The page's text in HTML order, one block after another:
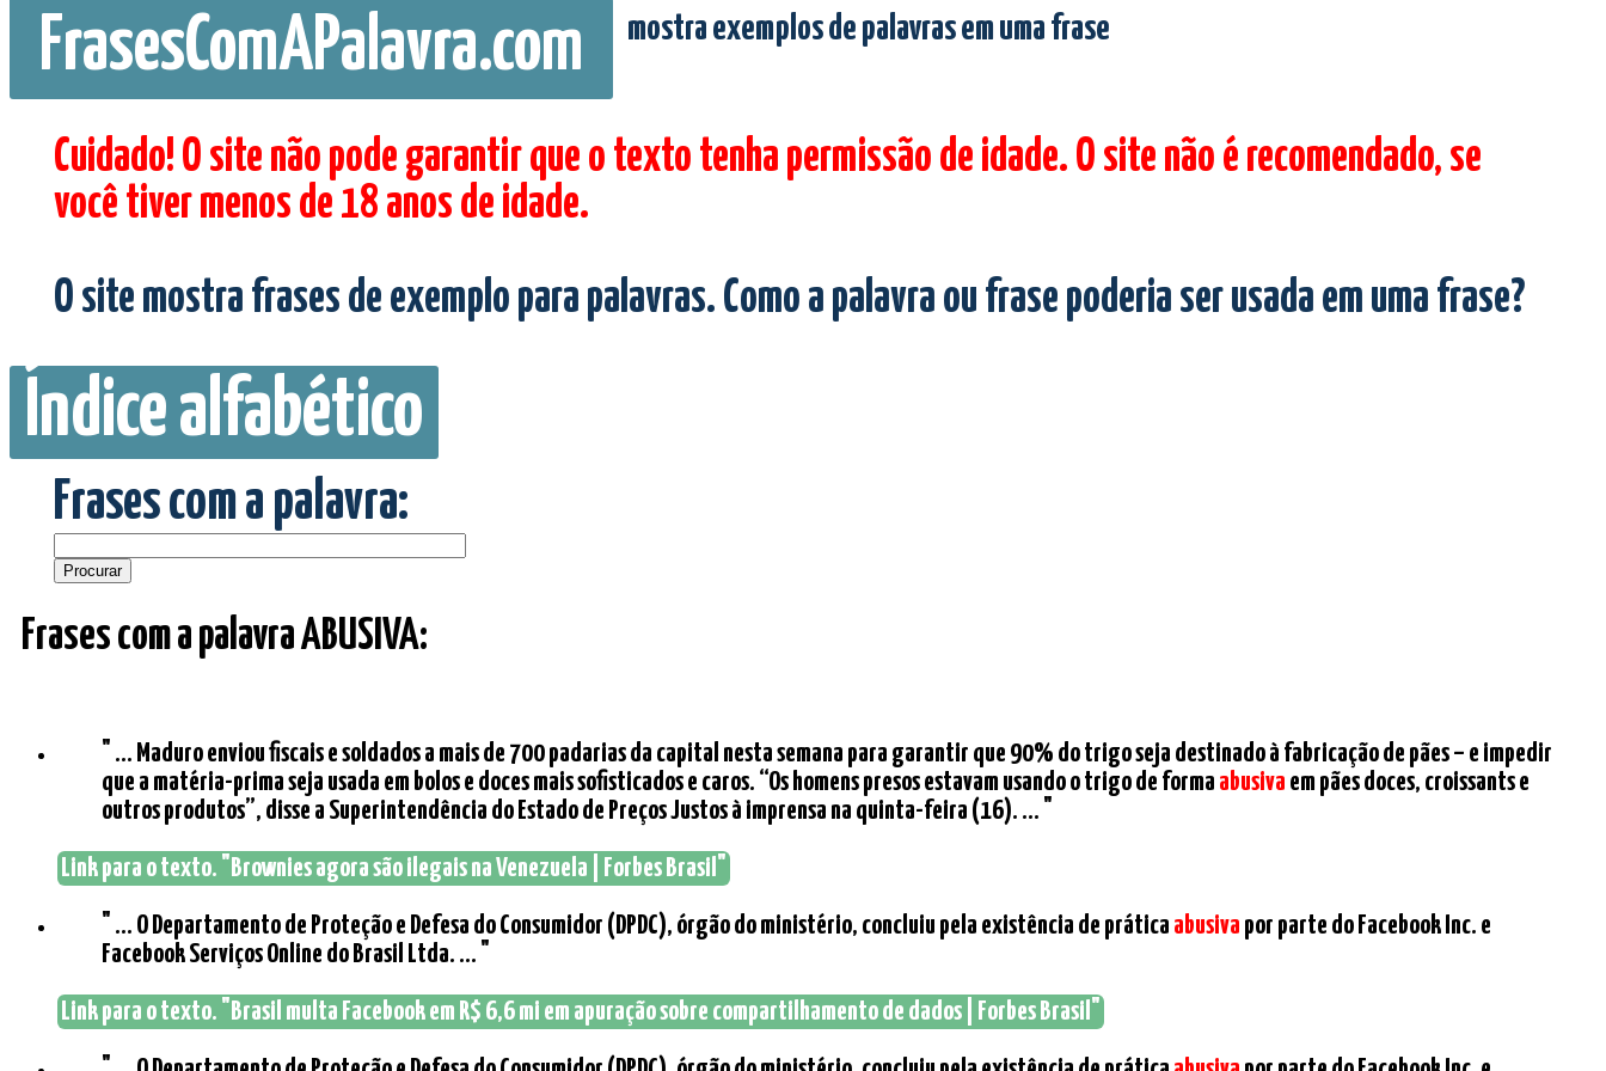
FrasesComAPalavra.com mostra exemplos de palavras em uma frase
Cuidado! O site não pode garantir que o texto tenha permissão de idade. O site não é recomendado, se
você tiver menos de 18 anos de idade.
O site mostra frases de exemplo para palavras. Como a palavra ou frase poderia ser usada em uma frase?
Índice alfabético
Frases com a palavra:
Frases com a palavra ABUSIVA:
" ... Maduro enviou fiscais e soldados a mais de 700 padarias da capital nesta semana para garantir que 90% do trigo seja destinado à fabricação de pães – e impedir
que a matéria-prima seja usada em bolos e doces mais sofisticados e caros. “Os homens presos estavam usando o trigo de forma abusiva em pães doces, croissants e
outros produtos”, disse a Superintendência do Estado de Preços Justos à imprensa na quinta-feira (16). ... "
Link para o texto. "Brownies agora são ilegais na Venezuela | Forbes Brasil"
" ... O Departamento de Proteção e Defesa do Consumidor (DPDC), órgão do ministério, concluiu pela existência de prática abusiva por parte do Facebook Inc. e
Facebook Serviços Online do Brasil Ltda. ... "
Link para o texto. "Brasil multa Facebook em R$ 6,6 mi em apuração sobre compartilhamento de dados | Forbes Brasil"